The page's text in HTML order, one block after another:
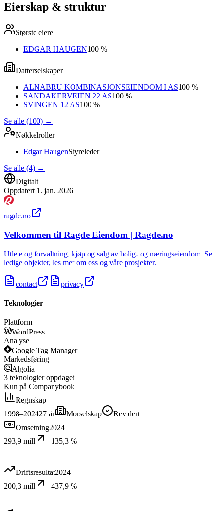
Eierskap & struktur
Største eiere
EDGAR HAUGEN100 %
Datterselskaper
ALNABRU KOMBINASJONSEIENDOM I AS100 %
SANDAKERVEIEN 22 AS100 %
SVINGEN 12 AS100 %
Se alle (100) →
Nøkkelroller
Edgar HaugenStyreleder
Se alle (4) →
Digitalt
Oppdatert 1. jan. 2026
ragde.no
Velkommen til Ragde Eiendom | Ragde.no
Utleie og forvaltning, kjøp og salg av bolig- og næringseiendom. Se
ledige objekter, les mer om oss og våre prosjekter.
contact privacy
Teknologier
Plattform
WordPress
Analyse
Google Tag Manager
Markedsføring
Algolia
3 teknologier oppdaget
Kun på Companybook
Regnskap
1998–202427 år Morselskap
Revidert
Omsetning2024
293,9 mill
+135,3 %
Driftsresultat2024
200,3 mill
+437,9 %